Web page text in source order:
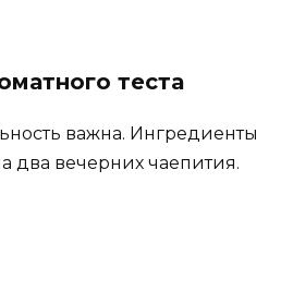
теста
важна. Ингредиенты
два вечерних чаепития.